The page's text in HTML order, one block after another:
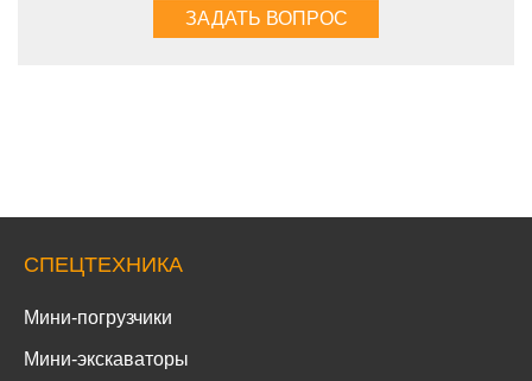
СПЕЦТЕХНИКА
Мини-погрузчики
Мини-экскаваторы